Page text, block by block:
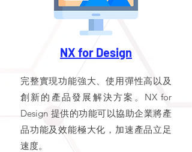
NX for Design
完整實現功能強大、使用彈性高以及
創新的產品發展解決方案。NX for
Design 提供的功能可以協助企業將產
品功能及效能極大化，加速產品立足
速度。